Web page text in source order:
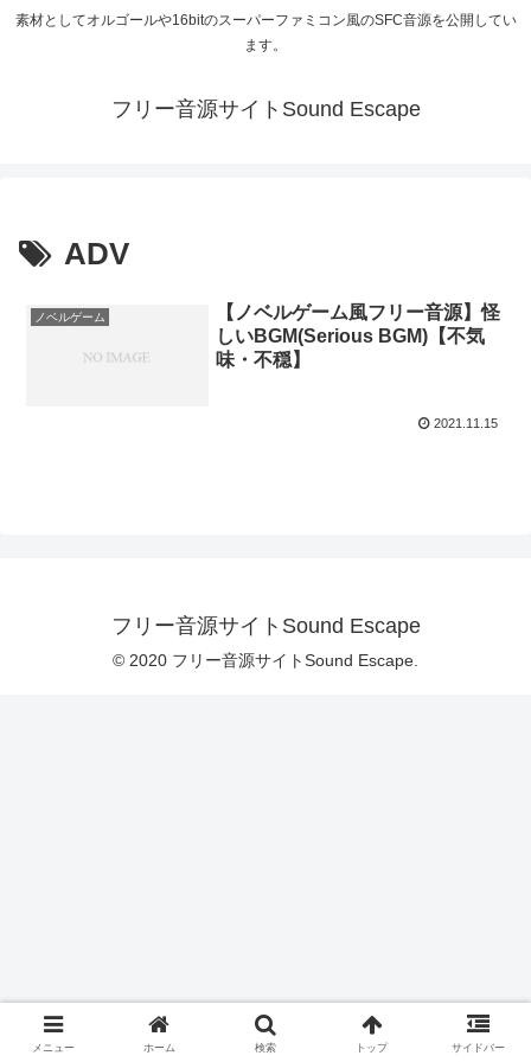
素材としてオルゴールや16bitのスーパーファミコン風のSFC音源を公開してい
ます。
フリー音源サイトSound Escape
ADV
ノベルゲーム
【ノベルゲーム風フリー音源】怪
しいBGM(Serious BGM)【不気
味・不穏】
2021.11.15
フリー音源サイトSound Escape
© 2020 フリー音源サイトSound Escape.
メニュー ホーム 検索 トップ サイドバー